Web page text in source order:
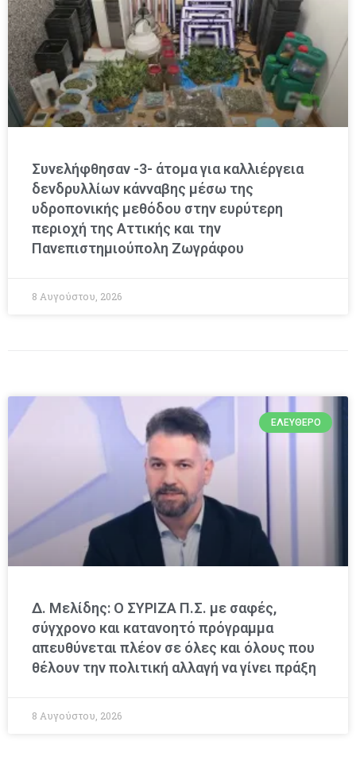
Συνελήφθησαν -3- άτομα για καλλιέργεια
δενδρυλλίων κάνναβης μέσω της
υδροπονικής μεθόδου στην ευρύτερη
περιοχή της Αττικής και την
Πανεπιστημιούπολη Ζωγράφου
8 Αυγούστου, 2026
ΕΛΕΎΘΕΡΟ
Δ. Μελίδης: Ο ΣΥΡΙΖΑ Π.Σ. με σαφές,
σύγχρονο και κατανοητό πρόγραμμα
απευθύνεται πλέον σε όλες και όλους που
θέλουν την πολιτική αλλαγή να γίνει πράξη
8 Αυγούστου, 2026